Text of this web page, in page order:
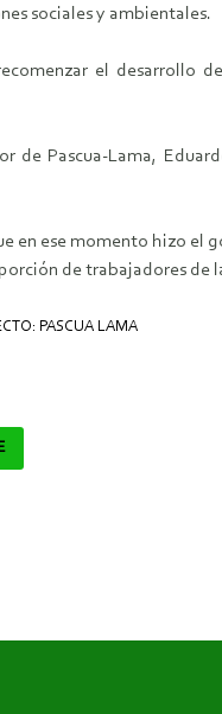
sociales y ambientales.
el desarrollo
de Pascua-Lama,
en ese momento hizo
de trabajadores de
PASCUA LAMA